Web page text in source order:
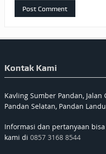
Kontak Kami
Kavling Sumber Pandan, Jalan
Pandan Selatan, Pandan
Informasi dan pertanyaan
kami di 0857 3168 8544